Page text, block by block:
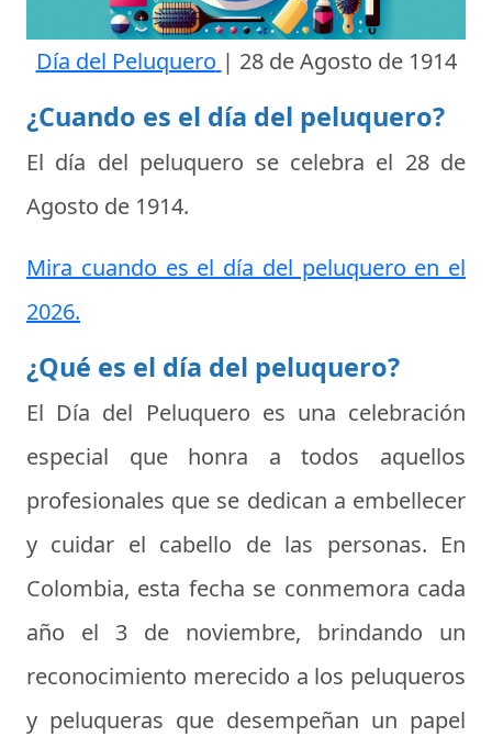
Día del Peluquero | 28 de Agosto de 1914
¿Cuando es el día del peluquero?
El día del peluquero se celebra el 28 de
Agosto de 1914.
Mira cuando es el día del peluquero en el
2026.
¿Qué es el día del peluquero?
El Día del Peluquero es una celebración
especial que honra a todos aquellos
profesionales que se dedican a embellecer
y cuidar el cabello de las personas. En
Colombia, esta fecha se conmemora cada
año el 3 de noviembre, brindando un
reconocimiento merecido a los peluqueros
y peluqueras que desempeñan un papel